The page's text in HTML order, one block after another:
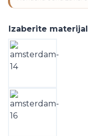
Izaberite materijal